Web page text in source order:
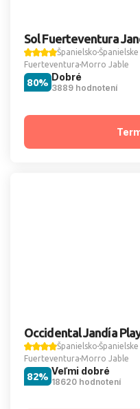
Sol Fuerteventura
Španielsko
Fuerteventura Morro Jable
Dobré
3889 hodnotení
80%
Occidental Jandía
Španielsko
Fuerteventura Morro Jable
Veľmi dobré
18620 hodnotení
82%